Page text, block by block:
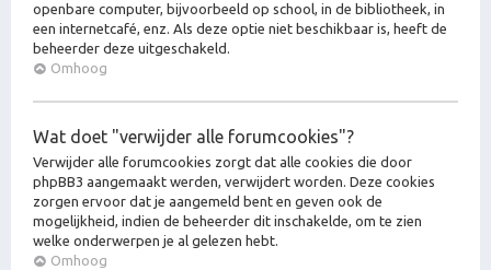
openbare computer, bijvoorbeeld op school, in de bibliotheek, in
een internetcafé, enz. Als deze optie niet beschikbaar is, heeft de
beheerder deze uitgeschakeld.
Omhoog
Wat doet "verwijder alle forumcookies"?
Verwijder alle forumcookies zorgt dat alle cookies die door
phpBB3 aangemaakt werden, verwijdert worden. Deze cookies
zorgen ervoor dat je aangemeld bent en geven ook de
mogelijkheid, indien de beheerder dit inschakelde, om te zien
welke onderwerpen je al gelezen hebt.
Omhoog